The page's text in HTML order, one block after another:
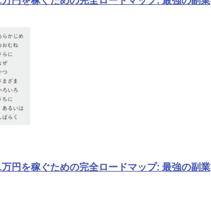
円を稼ぐための完全ロードマップ: 最強の副業